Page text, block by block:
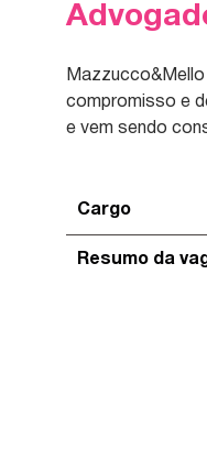
compromisso e
e vem sendo
Cargo
Resumo da